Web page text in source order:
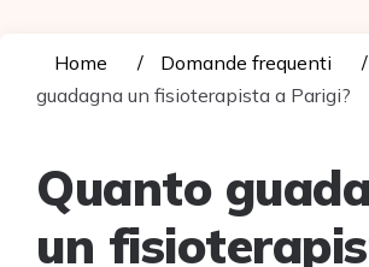
Home Domande frequenti
guadagna un fisioterapista a Parigi?
Quanto
un